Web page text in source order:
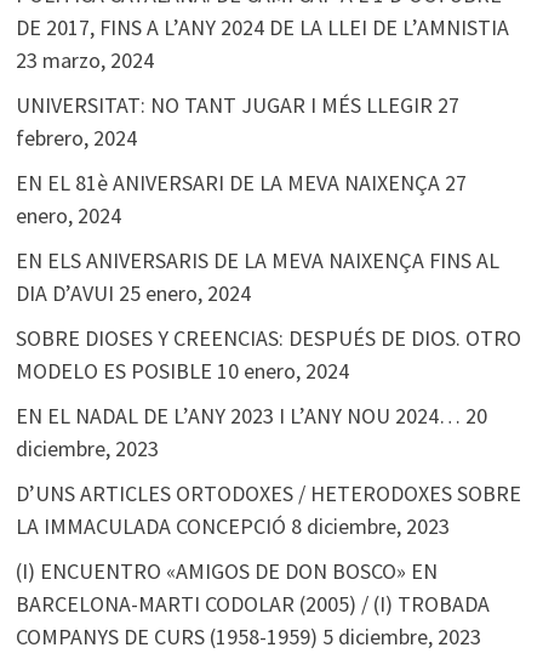
DE 2017, FINS A L’ANY 2024 DE LA LLEI DE L’AMNISTIA
23 marzo, 2024
UNIVERSITAT: NO TANT JUGAR I MÉS LLEGIR 27
febrero, 2024
EN EL 81è ANIVERSARI DE LA MEVA NAIXENÇA 27
enero, 2024
EN ELS ANIVERSARIS DE LA MEVA NAIXENÇA FINS AL
DIA D’AVUI 25 enero, 2024
SOBRE DIOSES Y CREENCIAS: DESPUÉS DE DIOS. OTRO
MODELO ES POSIBLE 10 enero, 2024
EN EL NADAL DE L’ANY 2023 I L’ANY NOU 2024… 20
diciembre, 2023
D’UNS ARTICLES ORTODOXES / HETERODOXES SOBRE
LA IMMACULADA CONCEPCIÓ 8 diciembre, 2023
(I) ENCUENTRO «AMIGOS DE DON BOSCO» EN
BARCELONA-MARTI CODOLAR (2005) / (I) TROBADA
COMPANYS DE CURS (1958-1959) 5 diciembre, 2023